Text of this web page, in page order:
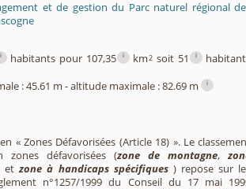
et de gestion du Parc naturel régional
i habitants pour 107,35 i km2 soit 51 i
: 45.61 m - altitude maximale : 82.69 m i
« Zones Défavorisées (Article 18) ». Le
zones défavorisées (zone de montagne,
etzone à handicaps spécifiques) repose sur
n°1257/1999 du Conseil du 17 mai